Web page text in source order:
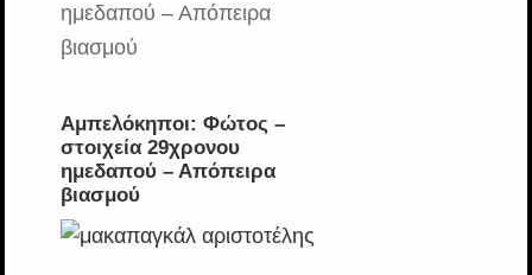
ημεδαπού – Απόπειρα
βιασμού
Αμπελόκηποι: Φώτος –
στοιχεία 29χρονου
ημεδαπού – Απόπειρα
βιασμού